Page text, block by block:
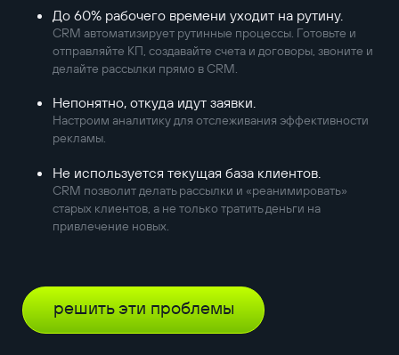
До 60% рабочего времени уходит на рутину.
CRM автоматизирует рутинные процессы. Готовьте и
отправляйте КП, создавайте счета и договоры, звоните и
делайте рассылки прямо в CRM.
Непонятно, откуда идут заявки.
Настроим аналитику для отслеживания эффективности
рекламы.
Не используется текущая база клиентов.
CRM позволит делать рассылки и «реанимировать»
старых клиентов, а не только тратить деньги на
привлечение новых.
решить эти проблемы